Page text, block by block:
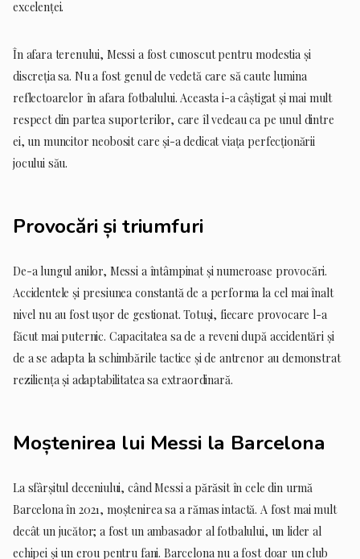
excelenței.
În afara terenului, Messi a fost cunoscut pentru modestia și
discreția sa. Nu a fost genul de vedetă care să caute lumina
reflectoarelor în afara fotbalului. Aceasta i-a câștigat și mai mult
respect din partea suporterilor, care îl vedeau ca pe unul dintre
ei, un muncitor neobosit care și-a dedicat viața perfecționării
jocului său.
Provocări și triumfuri
De-a lungul anilor, Messi a întâmpinat și numeroase provocări.
Accidentele și presiunea constantă de a performa la cel mai înalt
nivel nu au fost ușor de gestionat. Totuși, fiecare provocare l-a
făcut mai puternic. Capacitatea sa de a reveni după accidentări și
de a se adapta la schimbările tactice și de antrenor au demonstrat
reziliența și adaptabilitatea sa extraordinară.
Moștenirea lui Messi la Barcelona
La sfârșitul deceniului, când Messi a părăsit în cele din urmă
Barcelona în 2021, moștenirea sa a rămas intactă. A fost mai mult
decât un jucător; a fost un ambasador al fotbalului, un lider al
echipei și un erou pentru fani. Barcelona nu a fost doar un club